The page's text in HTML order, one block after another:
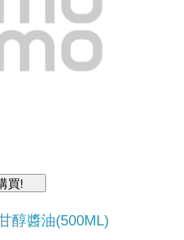
醇醬油(500ML)